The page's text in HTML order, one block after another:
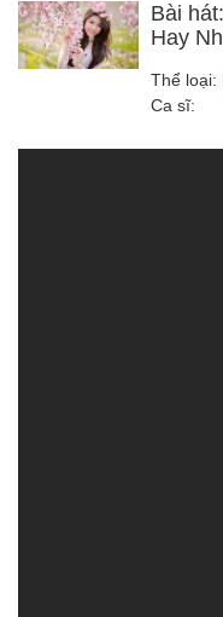
Bài
Hay
Thể loại:
Ca sĩ: